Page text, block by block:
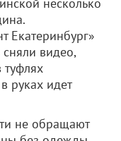
Екатеринбург»
видео,
руках идет
не обращают